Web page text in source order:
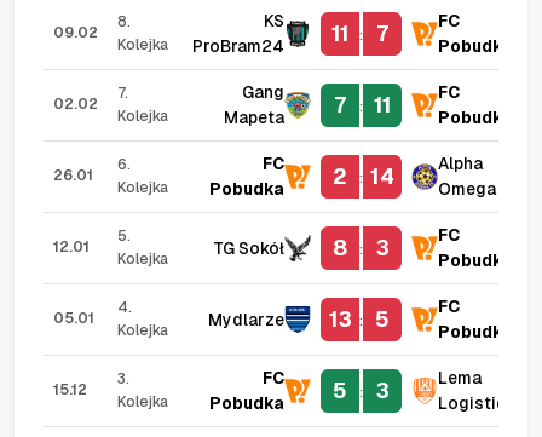
09.02
8.
Kolejka
KS
ProBram24
11 : 7
FC
Pobudka
02.02
7.
Kolejka
Gang
Mapeta
7 : 11
FC
Pobudka
26.01
6.
Kolejka
FC
Pobudka
2 : 14
Alpha
Omega
12.01
5.
Kolejka
TG Sokół 8 : 3
FC
Pobudka
05.01
4.
Kolejka
Mydlarze 13 : 5
FC
Pobudka
15.12
3.
Kolejka
FC
Pobudka
5 : 3
Lema
Logistic